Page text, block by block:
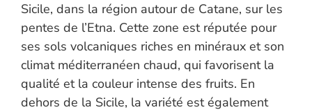
Sicile, dans la région autour de Catane, sur les
pentes de l’Etna. Cette zone est réputée pour
ses sols volcaniques riches en minéraux et son
climat méditerranéen chaud, qui favorisent la
qualité et la couleur intense des fruits. En
dehors de la Sicile, la variété est également